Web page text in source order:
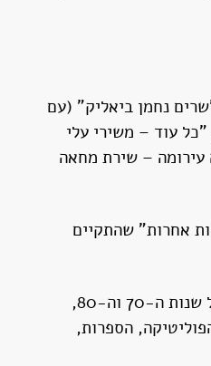
מופעי שירה ומוזיקה, ביניהם "שרים נחמן ביאליק" (עם
עוד – משירי עלי
עירומה – שירת מחאה
בישראל וביוני 2018 את פסטיבל "פרוגרסיב וחיות אחרות" שהתקיים
בזכות המו"ל חגי מרום הוצאתי את הספרים. "סיפורים קטנים, תקליטים גדולים" (2014) היה ממואר אוטוביוגרפי, ילדות והתבגרות בישראל ההיא של שנות ה-70 וה-80,
הפוליטיקה, הספרות,